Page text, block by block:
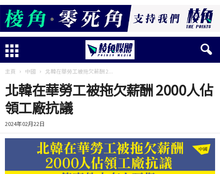
主頁 中國 北韓在華勞工被拖欠薪酬 2...
北韓在華勞工被拖欠薪酬 2000人佔
領工廠抗議
2024年02月22日